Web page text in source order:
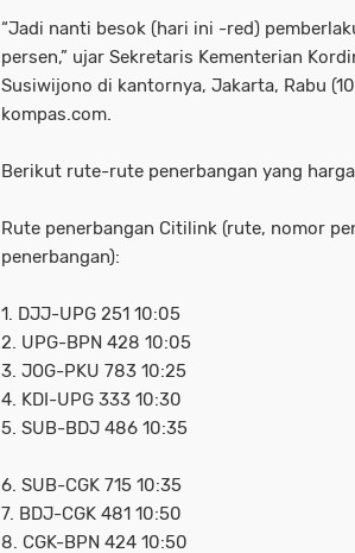
“Jadi nanti besok (hari ini -red)
persen,” ujar Sekretaris Kementerian
Susiwijono di kantornya, Jakarta, Rabu
kompas.com.
Berikut rute-rute penerbangan yang
Rute penerbangan Citilink (rute, nomor
penerbangan):
1. DJJ-UPG 251 10:05
2. UPG-BPN 428 10:05
3. JOG-PKU 783 10:25
4. KDI-UPG 333 10:30
5. SUB-BDJ 486 10:35
6. SUB-CGK 715 10:35
7. BDJ-CGK 481 10:50
8. CGK-BPN 424 10:50